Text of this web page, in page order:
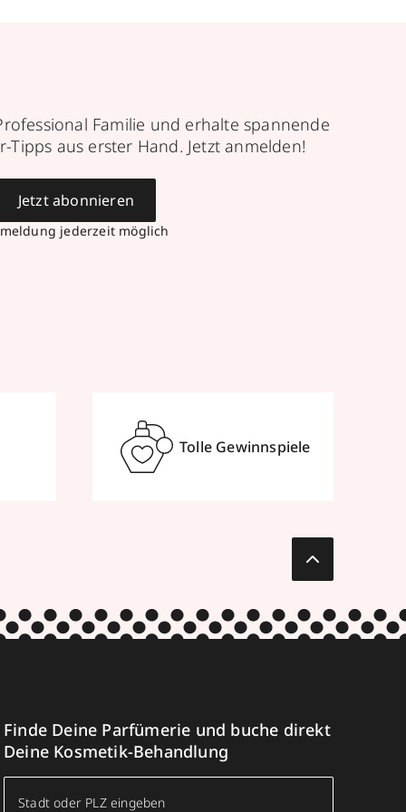
Familie und erhalte spannende
Tipps aus erster Hand. Jetzt anmelden!
jederzeit möglich
Jetzt abonnieren
Tolle Gewinnspiele
Finde Deine Parfümerie und buche direkt
Deine Kosmetik-Behandlung